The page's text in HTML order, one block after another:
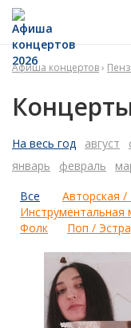
Афиша концертов›
На весь год август
январь
февраль
Все
Авторская
Инструментальная
Фолк
Поп /